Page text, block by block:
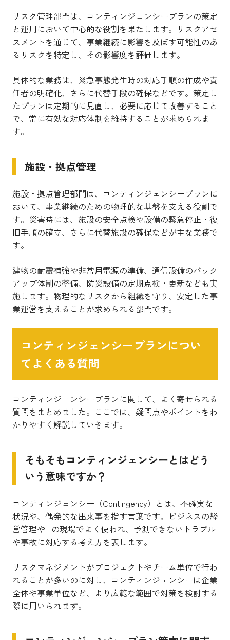
リスク管理部門は、コンティンジェンシープランの策定
と運用において中心的な役割を果たします。リスクアセ
スメントを通じて、事業継続に影響を及ぼす可能性のあ
るリスクを特定し、その影響度を評価します。
具体的な業務は、緊急事態発生時の対応手順の作成や責
任者の明確化、さらに代替手段の確保などです。策定し
たプランは定期的に見直し、必要に応じて改善すること
で、常に有効な対応体制を維持することが求められま
す。
施設・拠点管理
施設・拠点管理部門は、コンティンジェンシープランに
おいて、事業継続のための物理的な基盤を支える役割で
す。災害時には、施設の安全点検や設備の緊急停止・復
旧手順の確立、さらに代替施設の確保などが主な業務で
す。
建物の耐震補強や非常用電源の準備、通信設備のバック
アップ体制の整備、防災設備の定期点検・更新なども実
施します。物理的なリスクから組織を守り、安定した事
業運営を支えることが求められる部門です。
コンティンジェンシープランについ
てよくある質問
コンティンジェンシープランに関して、よく寄せられる
質問をまとめました。ここでは、疑問点やポイントをわ
かりやすく解説していきます。
そもそもコンティンジェンシーとはどう
いう意味ですか？
コンティンジェンシー（Contingency）とは、不確実な
状況や、偶発的な出来事を指す言葉です。ビジネスの経
営管理やITの現場でよく使われ、予測できないトラブル
や事故に対応する考え方を表します。
リスクマネジメントがプロジェクトやチーム単位で行わ
れることが多いのに対し、コンティンジェンシーは企業
全体や事業単位など、より広範な範囲で対策を検討する
際に用いられます。